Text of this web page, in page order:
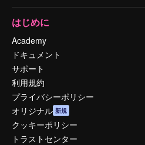
はじめに
Academy
ドキュメント
サポート
利用規約
プライバシーポリシー
オリジナル 新規
クッキーポリシー
トラストセンター